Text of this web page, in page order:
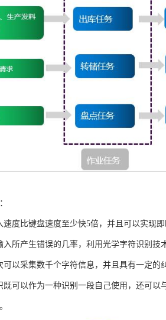
度比键盘速度至少快5倍，并且可以实现
所产生错误的几率，利用光学字符识别技
以采集数千个字符信息，并且具有一定的
可以作为一种识别一段自己使用，还可